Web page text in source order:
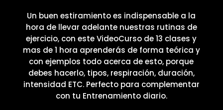
Un buen estiramiento es indispensable a la
hora de llevar adelante nuestras rutinas de
ejercicio, con este VideoCurso de 13 clases y
mas de 1 hora aprenderás de forma teórica y
con ejemplos todo acerca de esto, porque
debes hacerlo, tipos, respiración, duración,
intensidad ETC. Perfecto para complementar
con tu Entrenamiento diario.